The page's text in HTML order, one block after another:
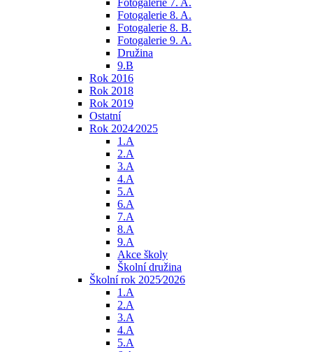
Fotogalerie 7. A.
Fotogalerie 8. A.
Fotogalerie 8. B.
Fotogalerie 9. A.
Družina
9.B
Rok 2016
Rok 2018
Rok 2019
Ostatní
Rok 2024⁄2025
1.A
2.A
3.A
4.A
5.A
6.A
7.A
8.A
9.A
Akce školy
Školní družina
Školní rok 2025⁄2026
1.A
2.A
3.A
4.A
5.A